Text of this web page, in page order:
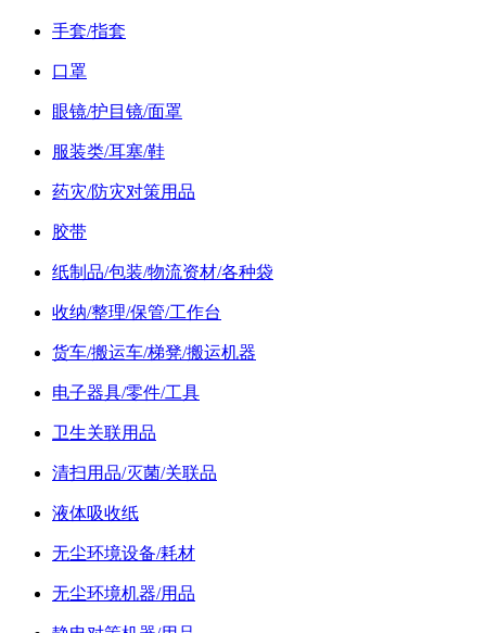
手套/指套
口罩
眼镜/护目镜/面罩
服装类/耳塞/鞋
药灾/防灾对策用品
胶带
纸制品/包装/物流资材/各种袋
收纳/整理/保管/工作台
货车/搬运车/梯凳/搬运机器
电子器具/零件/工具
卫生关联用品
清扫用品/灭菌/关联品
液体吸收纸
无尘环境设备/耗材
无尘环境机器/用品